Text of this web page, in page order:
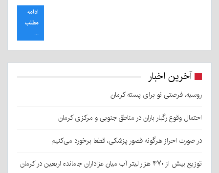
ادامه
مطلب
...
آخرین اخبار
روسیه، فرصتی نو برای پسته کرمان
احتمال وقوع رگبار باران در مناطق جنوبی و مرکزی کرمان
در صورت احراز هرگونه قصور پزشکی، قطعا برخورد می‌کنیم
توزیع بیش از ۴۷۰ هزار لیتر آب میان عزاداران جامانده اربعین در کرمان